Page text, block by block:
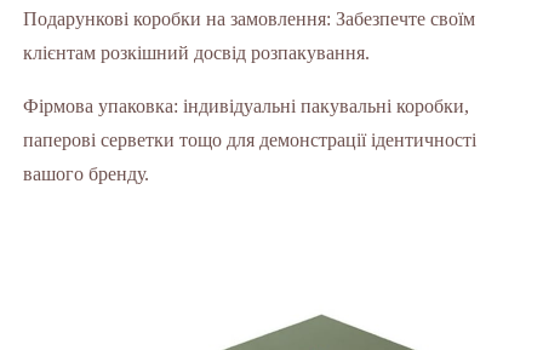
Подарункові коробки на замовлення: Забезпечте своїм
клієнтам розкішний досвід розпакування.
Фірмова упаковка: індивідуальні пакувальні коробки,
паперові серветки тощо для демонстрації ідентичності
вашого бренду.